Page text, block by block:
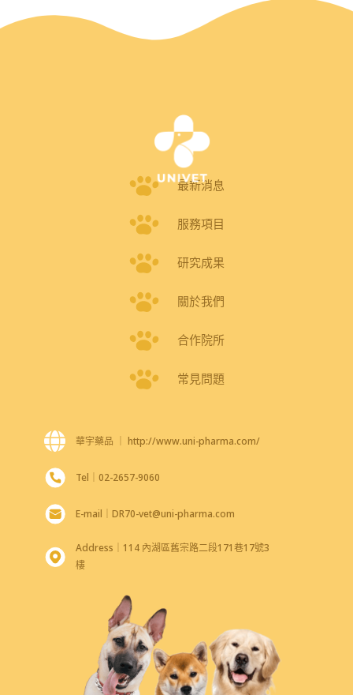
最新消息
服務項目
研究成果
關於我們
合作院所
常見問題
華宇藥品 ｜ http://www.uni-pharma.com/
Tel｜02-2657-9060
E-mail｜ DR70-vet@uni-pharma.com
Address｜114 內湖區舊宗路二段171巷17號3
樓